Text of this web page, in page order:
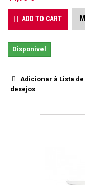
ADD TO CART
Disponivel
Adicionar à Lista de
desejos